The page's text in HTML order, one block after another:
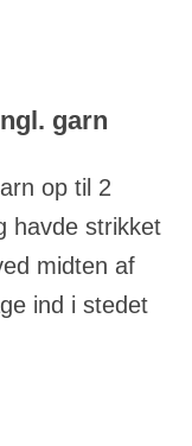
garn
op til 2
havde strikket
midten af
ind i stedet